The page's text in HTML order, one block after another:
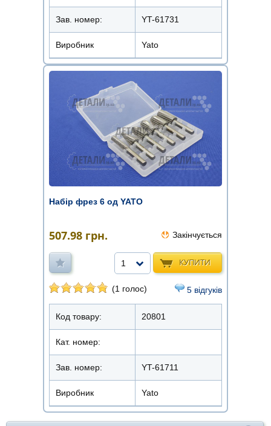
Зав. номер: YT-61731
Виробник Yato
Набір фрез 6 од YATO
507.98 грн. Закінчується
КУПИТИ
1
(1 голос) 5 відгуків
Код товару: 20801
Кат. номер:
Зав. номер: YT-61711
Виробник Yato